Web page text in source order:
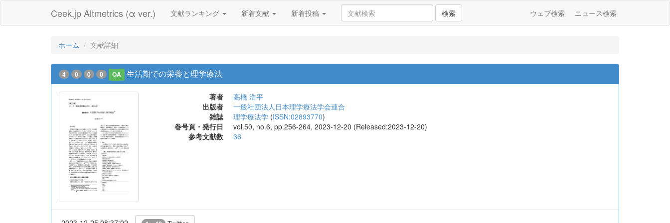
Ceek.jp Altmetrics (α ver.) 文献ランキング 新着文献 新着投稿 検索 ウェブ検索 ニュース検索
ホーム 文献詳細
4 0 0 0 OA 生活期での栄養と理学療法
著者
高橋 浩平
出版者
一般社団法人日本理学療法学会連合
雑誌
理学療法学 (ISSN:02893770)
巻号頁・発行日
vol.50, no.6, pp.256-264, 2023-12-20 (Released:2023-12-20)
参考文献数
36